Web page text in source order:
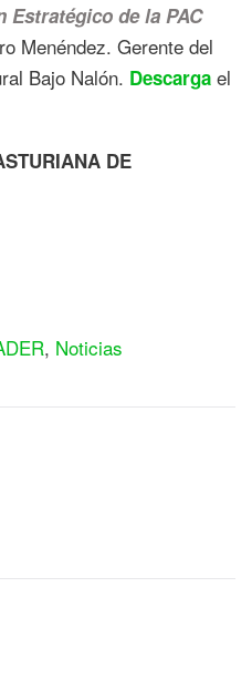
Estratégico de la PAC
Menéndez. Gerente del
Bajo Nalón. Descarga el
DE
, Noticias